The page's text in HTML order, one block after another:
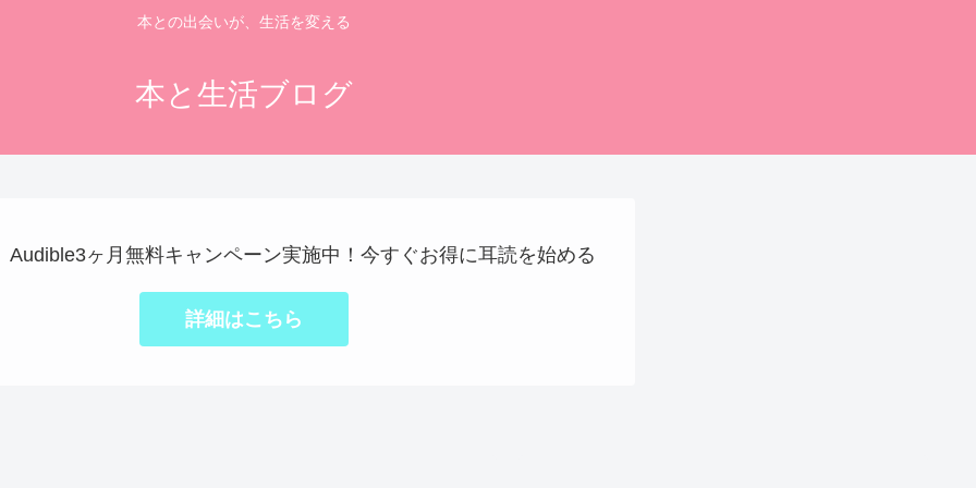
本との出会いが、生活を変える
本と生活ブログ
Audible3ヶ月無料キャンペーン実施中！今すぐお得に耳読を始める
詳細はこちら